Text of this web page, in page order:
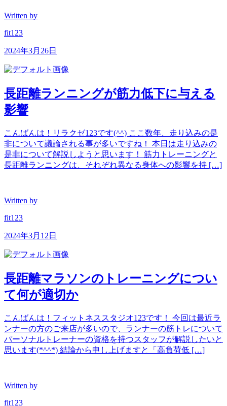
Written by
fit123
2024年3月26日
長距離ランニングが筋力低下に与える
影響
こんばんは！リラクゼ123です(^^) ここ数年、走り込みの是
非について議論される事が多いですね！ 本日は走り込みの
是非について解説しようと思います！ 筋力トレーニングと
長距離ランニングは、それぞれ異なる身体への影響を持 […]
Written by
fit123
2024年3月12日
長距離マラソンのトレーニングについ
て何が適切か
こんばんは！フィットネススタジオ123です！ 今回は最近ラ
ンナーの方のご来店が多いので、ランナーの筋トレについて
パーソナルトレーナーの資格を持つスタッフが解説したいと
思います(*^^*) 結論から申し上げますと「高負荷低 […]
Written by
fit123